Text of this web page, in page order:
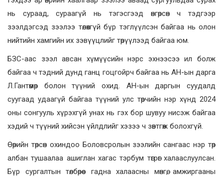
нь сураад, сураагүй нь тэгэсгээд өнгөрсөн ч тэдгээр
зээлдэгсэд зээлээ төлөхгүй бүр тэглүүлсэн байгаа нь олон
нийтийн хамгийн их зэвүүцлийг төрүүлээд байгаа юм.
БЗС-аас зээл авсан хүмүүсийн нэрс эхнээсээ ил болж
байгаа ч тэдний дунд ганц гоцгойрч байгаа нь АН-ын дарга
Л.Гантөмөр болон түүний охид. АН-ын даргын суудалд
суугаад удаагүй байгаа түүний улс төрчийн нэр хүнд 2024
оны сонгууль хүрэхгүй унах нь гэх бор шувуу нисэж байгаа
хэдий ч түүний хийсэн үйлдлийг хэзээ ч зөвтгөж болохгүй.
Өөрийн төрсөн охиндоо Боловсролын зээлийн сангаас нэр төр
албан тушаалаа ашиглан хагас тэрбум төгрөг халааслуулсан.
Бүр сургалтын төлбөрөөс гадна халаасны мөнгө, амжиргааны